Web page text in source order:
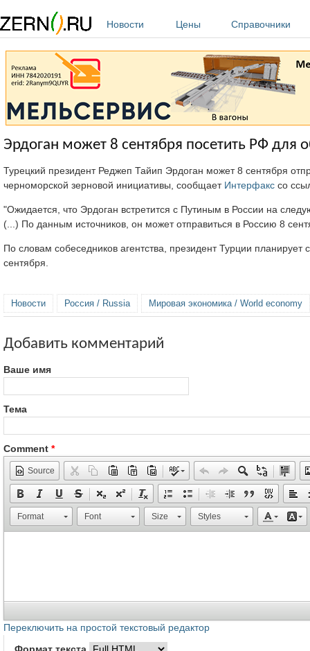
Новости
Цены Справочники
Эрдоган может 8 сентября посетить РФ для
Турецкий президент Реджеп Тайип Эрдоган может 8 сентября
черноморской зерновой инициативы, сообщает Интерфакс со
"Ожидается, что Эрдоган встретится с Путиным в России на
(...) По данным источников, он может отправиться в Россию 8
По словам собеседников агентства, президент Турции
сентября.
Новости Россия / Russia Мировая экономика / World economy
Добавить комментарий
Ваше имя
Тема
Comment *
Source
Format Font Size Styles
Переключить на простой текстовый редактор